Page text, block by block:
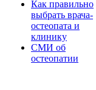
Как правильно
выбрать врача-
остеопата и
клинику
СМИ об
остеопатии